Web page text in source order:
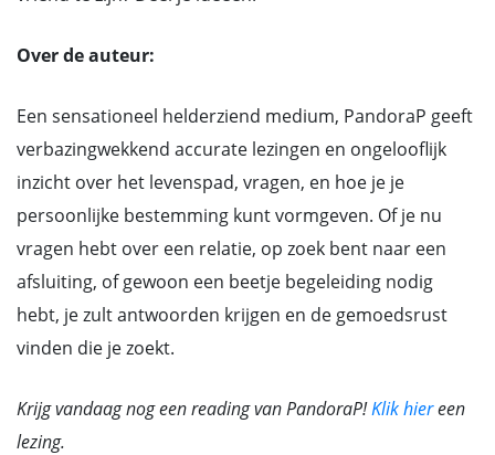
Over de auteur:
Een sensationeel helderziend medium, PandoraP geeft
verbazingwekkend accurate lezingen en ongelooflijk
inzicht over het levenspad, vragen, en hoe je je
persoonlijke bestemming kunt vormgeven. Of je nu
vragen hebt over een relatie, op zoek bent naar een
afsluiting, of gewoon een beetje begeleiding nodig
hebt, je zult antwoorden krijgen en de gemoedsrust
vinden die je zoekt.
Krijg vandaag nog een reading van PandoraP!Klik hiereen
lezing.